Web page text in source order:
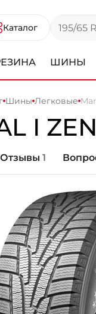
Каталог
ШИНЫ
Шины Легковые
I
Отзывы 1